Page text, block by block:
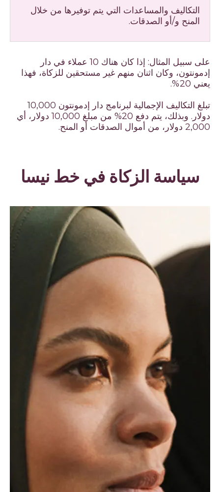
التكاليف والمساعدات التي يتم توفيرها من خلال
المنح و/أو الصدقات.
على سبيل المثال: إذا كان هناك 10 عملاء في دار
إدمونتون، وكان اثنان منهم غير مستحقين للزكاة، فهذا
يعني 20%.
تبلغ التكاليف الإجمالية لبرنامج دار إدمونتون 10,000
دولار. وبذلك، يتم دفع 20% من مبلغ 10,000 دولار، أي
2,000 دولار، من أموال الصدقات أو المنح.
سياسة الزكاة في خط نيسا